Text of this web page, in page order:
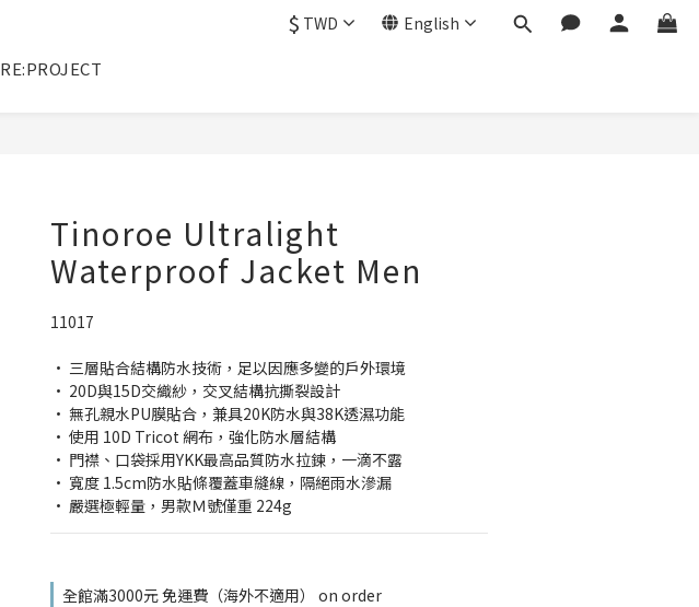
$ TWD English
RE:PROJECT
Tinoroe Ultralight
Waterproof Jacket Men
11017
· 三層貼合結構防水技術，足以因應多變的戶外環境
· 20D與15D交織紗，交叉結構抗撕裂設計
· 無孔親水PU膜貼合，兼具20K防水與38K透濕功能
· 使用 10D Tricot 網布，強化防水層結構
· 門襟、口袋採用YKK最高品質防水拉鍊，一滴不露
· 寬度 1.5cm防水貼條覆蓋車縫線，隔絕雨水滲漏
· 嚴選極輕量，男款Ｍ號僅重 224g
全館滿3000元 免運費（海外不適用） on order